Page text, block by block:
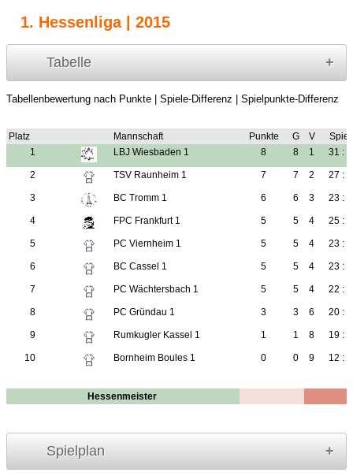
1. Hessenliga | 2015
Tabelle
Tabellenbewertung nach Punkte | Spiele-Differenz | Spielpunkte-Differenz
Platz Mannschaft Punkte G V
1
LBJ Wiesbaden 1 8 8 1 31 :
2 TSV Raunheim 1 7 7 2 27 :
3 BC Tromm 1 6 6 3 23 :
4 FPC Frankfurt 1 5 5 4 25 :
5 PC Viernheim 1 5 5 4 23 :
6 BC Cassel 1 5 5 4 23 :
7 PC Wächtersbach 1 5 5 4 22 :
8 PC Gründau 1 3 3 6 20 :
9 Rumkugler Kassel 1 1 1 8 19 :
10 Bornheim Boules 1 0 0 9 12 :
Hessenmeister
Spielplan